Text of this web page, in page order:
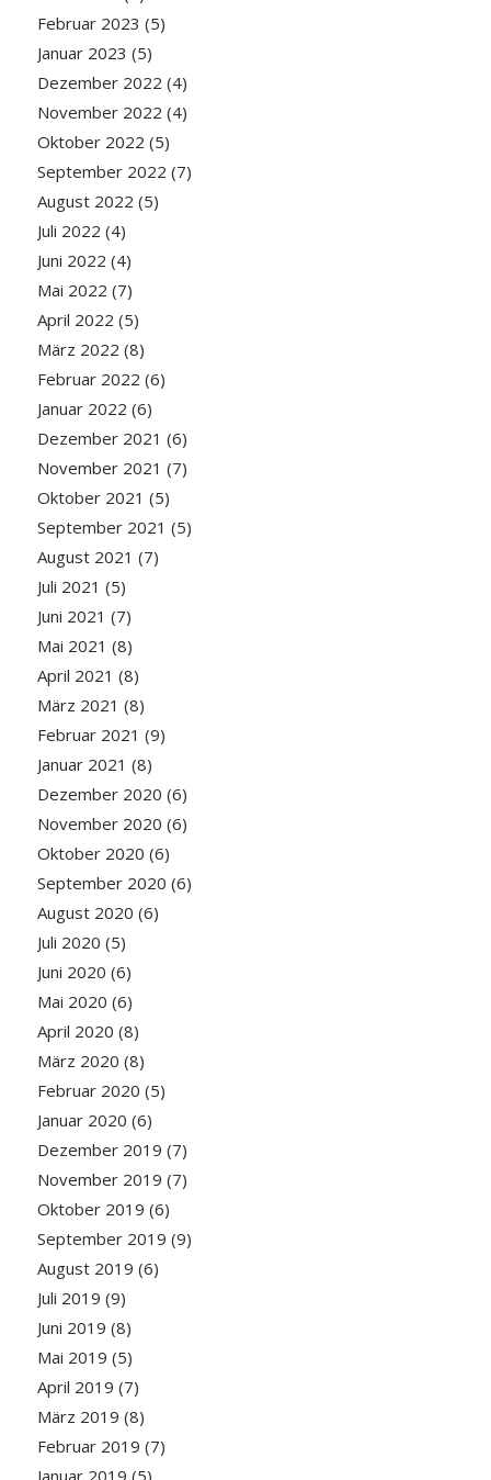
Februar 2023 (5)
Januar 2023 (5)
Dezember 2022 (4)
November 2022 (4)
Oktober 2022 (5)
September 2022 (7)
August 2022 (5)
Juli 2022 (4)
Juni 2022 (4)
Mai 2022 (7)
April 2022 (5)
März 2022 (8)
Februar 2022 (6)
Januar 2022 (6)
Dezember 2021 (6)
November 2021 (7)
Oktober 2021 (5)
September 2021 (5)
August 2021 (7)
Juli 2021 (5)
Juni 2021 (7)
Mai 2021 (8)
April 2021 (8)
März 2021 (8)
Februar 2021 (9)
Januar 2021 (8)
Dezember 2020 (6)
November 2020 (6)
Oktober 2020 (6)
September 2020 (6)
August 2020 (6)
Juli 2020 (5)
Juni 2020 (6)
Mai 2020 (6)
April 2020 (8)
März 2020 (8)
Februar 2020 (5)
Januar 2020 (6)
Dezember 2019 (7)
November 2019 (7)
Oktober 2019 (6)
September 2019 (9)
August 2019 (6)
Juli 2019 (9)
Juni 2019 (8)
Mai 2019 (5)
April 2019 (7)
März 2019 (8)
Februar 2019 (7)